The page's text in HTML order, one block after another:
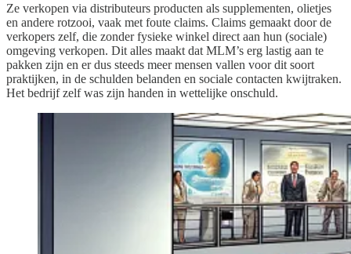
Ze verkopen via distributeurs producten als supplementen, olietjes
en andere rotzooi, vaak met foute claims. Claims gemaakt door de
verkopers zelf, die zonder fysieke winkel direct aan hun (sociale)
omgeving verkopen. Dit alles maakt dat MLM’s erg lastig aan te
pakken zijn en er dus steeds meer mensen vallen voor dit soort
praktijken, in de schulden belanden en sociale contacten kwijtraken.
Het bedrijf zelf was zijn handen in wettelijke onschuld.